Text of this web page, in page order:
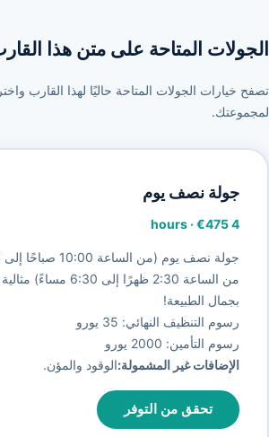
الجولات المتاحة على متن هذا
تصفح خيارات الجولات المتاحة حاليًا لهذا القارب
لمجموعتك.
جولة نصف يوم
4 hours
·€475
من الساعة 2:30 ظهرًا إلى 6:30
بجمال الطبيعة!
رسوم التنظيف النهائي: 35 يورو
رسوم التأمين: 2000 يورو
الإضافات غير المشمولة:الوقود والمؤن.
تحقق من التوفر